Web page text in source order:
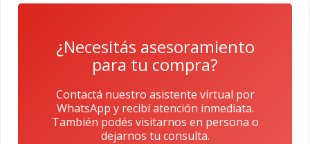
¿Necesitás asesoramiento
para tu compra?
Contactá nuestro asistente virtual por
WhatsApp y recibí atención inmediata.
También podés visitarnos en persona o
dejarnos tu consulta.